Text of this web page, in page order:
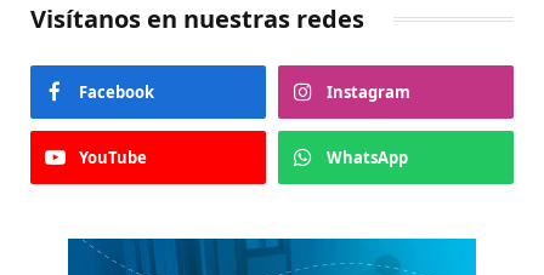
Visítanos en nuestras redes
Facebook Instagram
YouTube WhatsApp